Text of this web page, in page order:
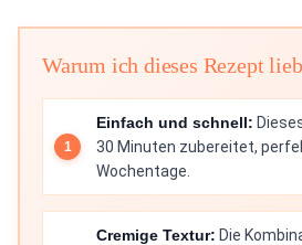
Warum ich dieses Rezept
Einfach und schnell:
30 Minuten zubereitet,
Wochentage.
Cremige Textur: Die